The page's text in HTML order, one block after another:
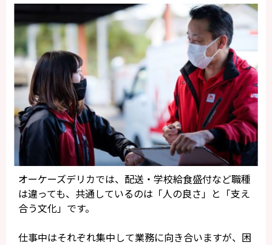
オーケーズデリカでは、配送・学校給食盛付など職種
は違っても、共通しているのは「人の良さ」と「支え
合う文化」です。
仕事中はそれぞれ集中して業務に向き合いますが、困